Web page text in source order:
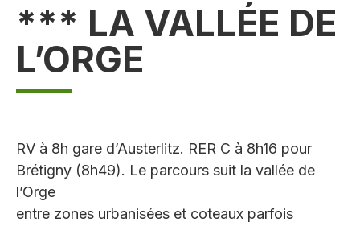
*** LA VALLÉE DE
L’ORGE
RV à 8h gare d’Austerlitz. RER C à 8h16 pour
Brétigny (8h49). Le parcours suit la vallée de
l’Orge
entre zones urbanisées et coteaux parfois